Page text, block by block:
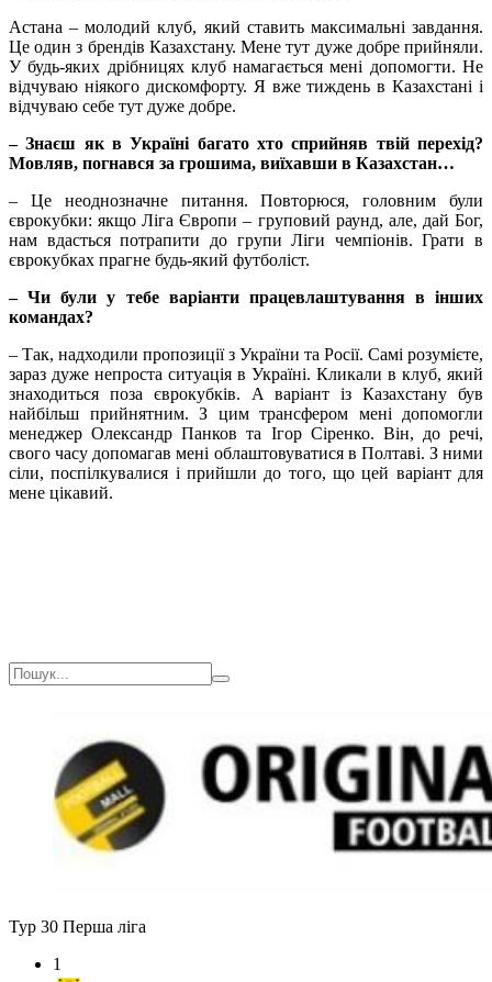
Астана – молодий клуб, який ставить максимальні завдання.
Це один з брендів Казахстану. Мене тут дуже добре прийняли.
У будь-яких дрібницях клуб намагається мені допомогти. Не
відчуваю ніякого дискомфорту. Я вже тиждень в Казахстані і
відчуваю себе тут дуже добре.
– Знаєш як в Україні багато хто сприйняв твій перехід?
Мовляв, погнався за грошима, виїхавши в Казахстан…
– Це неоднозначне питання. Повторюся, головним були
єврокубки: якщо Ліга Європи – груповий раунд, але, дай Бог,
нам вдасться потрапити до групи Ліги чемпіонів. Грати в
єврокубках прагне будь-який футболіст.
– Чи були у тебе варіанти працевлаштування в інших
командах?
– Так, надходили пропозиції з України та Росії. Самі розумієте,
зараз дуже непроста ситуація в Україні. Кликали в клуб, який
знаходиться поза єврокубків. А варіант із Казахстану був
найбільш прийнятним. З цим трансфером мені допомогли
менеджер Олександр Панков та Ігор Сіренко. Він, до речі,
свого часу допомагав мені облаштовуватися в Полтаві. З ними
сіли, поспілкувалися і прийшли до того, що цей варіант для
мене цікавий.
Тур 30 Перша ліга
1